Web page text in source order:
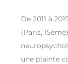
De 2011 à
(Paris,
une plainte